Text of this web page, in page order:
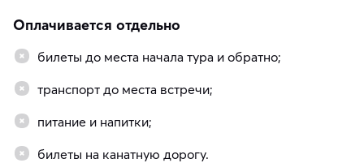
Оплачивается отдельно
билеты до места начала тура и обратно;
транспорт до места встречи;
питание и напитки;
билеты на канатную дорогу.